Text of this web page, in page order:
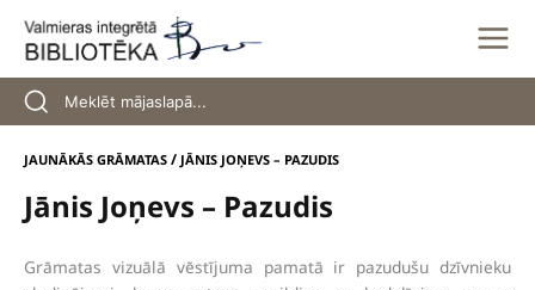
content
JAUNĀKĀS GRĀMATAS / JĀNIS JOŅEVS – PAZUDIS
Jānis Joņevs – Pazudis
Grāmatas vizuālā vēstījuma pamatā ir pazudušu dzīvnieku